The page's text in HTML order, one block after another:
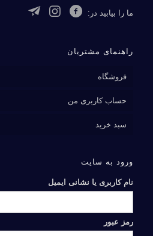
ما را بیابید در:
راهنمای مشتریان
فروشگاه
حساب کاربری من
سبد خرید
ورود به سایت
نام کاربری یا نشانی ایمیل
رمز عبور